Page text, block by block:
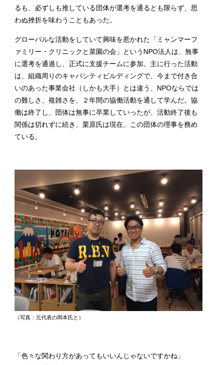
るも、必ずしも推している団体が選考を通るとも限らず、思
わぬ挫折を味わうこともあった。
グローバルな活動をしていて興味を惹かれた「ミャンマーフ
ァミリー・クリニックと菜園の会」というNPO法人は、無事
に選考を通過し、正式に支援チームに参加。主に行った活動
は、組織周りのキャパシティビルディングで、今まで付き合
いのあった事業会社（しかも大手）とは違う、NPOならでは
の難しさ、複雑さを、２年間の協働活動を通して学んだ。協
働は終了し、団体は無事に卒業していったが、活動終了後も
関係は切れずに続き、栗原氏は現在、この団体の理事を務め
ている。
（写真：元代表の岡本氏と）
「色々な関わり方があってもいいんじゃないですかね」